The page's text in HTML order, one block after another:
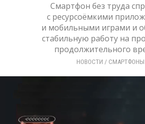
Смартфон без труда
с ресурсоёмкими
и мобильными играми и
стабильную работу на
продолжительного
НОВОСТИ / СМАРТФОНЫ